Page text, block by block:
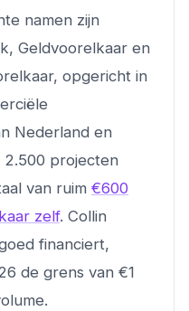
namen zijn
Geldvoorelkaar en
opgericht in
Nederland en
2.500 projecten
van ruim €600
zelf. Collin
financiert,
de grens van €1